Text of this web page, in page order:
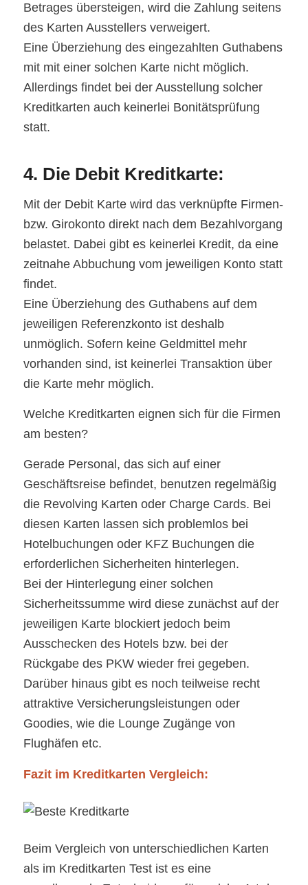
Betrages übersteigen, wird die Zahlung seitens
des Karten Ausstellers verweigert.
Eine Überziehung des eingezahlten Guthabens
mit mit einer solchen Karte nicht möglich.
Allerdings findet bei der Ausstellung solcher
Kreditkarten auch keinerlei Bonitätsprüfung
statt.
4. Die Debit Kreditkarte:
Mit der Debit Karte wird das verknüpfte Firmen-
bzw. Girokonto direkt nach dem Bezahlvorgang
belastet. Dabei gibt es keinerlei Kredit, da eine
zeitnahe Abbuchung vom jeweiligen Konto statt
findet.
Eine Überziehung des Guthabens auf dem
jeweiligen Referenzkonto ist deshalb
unmöglich. Sofern keine Geldmittel mehr
vorhanden sind, ist keinerlei Transaktion über
die Karte mehr möglich.
Welche Kreditkarten eignen sich für die Firmen
am besten?
Gerade Personal, das sich auf einer
Geschäftsreise befindet, benutzen regelmäßig
die Revolving Karten oder Charge Cards. Bei
diesen Karten lassen sich problemlos bei
Hotelbuchungen oder KFZ Buchungen die
erforderlichen Sicherheiten hinterlegen.
Bei der Hinterlegung einer solchen
Sicherheitssumme wird diese zunächst auf der
jeweiligen Karte blockiert jedoch beim
Ausschecken des Hotels bzw. bei der
Rückgabe des PKW wieder frei gegeben.
Darüber hinaus gibt es noch teilweise recht
attraktive Versicherungsleistungen oder
Goodies, wie die Lounge Zugänge von
Flughäfen etc.
Fazit im Kreditkarten Vergleich:
Beim Vergleich von unterschiedlichen Karten
als im Kreditkarten Test ist es eine